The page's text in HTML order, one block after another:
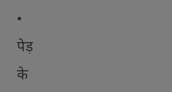
•
पेड़
के